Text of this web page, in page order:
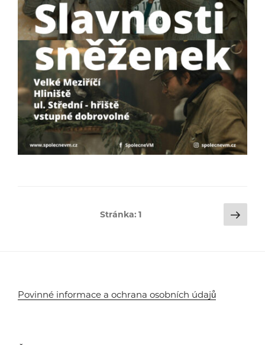
Stránka:1
Povinné informace a ochrana osobních údajů